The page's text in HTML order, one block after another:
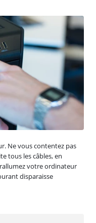
Ne vous contentez pas
tous les câbles, en
votre ordinateur
disparaisse